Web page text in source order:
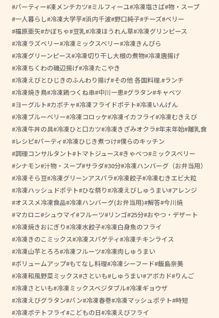
パーティー 凍メンチカツ ミルフィーユ 冷凍塩さば 物・スープ
一人暮らし 冷凍大学芋 浜内千波 野口純子 チーズ ベリー
福原亜矢 かぼちゃ 豆乳 冷凍ほうれん草 冷凍グリンピース
冷凍ラズベリー 冷凍ミックスベリー 冷凍きんぴら
冷凍グリーンピース 冷凍切り干し大根の煮物 冷凍唐揚げ
冷凍ちくわの磯辺揚げ 冷凍たこやき
冷凍えびとひじきのふんわり揚げ その他 各国料理. ランチ
冷凍焼き鳥 冷凍鶏つくね串 中川一恵 グラタン キャベツ
ヨーグルト カボチャ 冷凍フライドポテト 冷凍いんげん
冷凍ブルーベリー 冷凍コロッケ 冷凍イカフライ 冷凍むきえび
冷凍牛丼の具 冷凍ひと口カツ 冷凍きざみオクラ 年末年始 離乳食
レシピ パーティ 冷凍ひじき煮つけ 僕らのキッチン
調理コンサルタント
トマトジュース きゃべつ ミックスベリー
シナモン 汁物・スープ サラダ 30分 冷凍ハンバーグ（お弁当用）
冷凍そら豆 冷凍グリーンアスパラ 冷凍餃子 冷凍むきエビ大粒
冷凍ハッシュドポテト ひな祭り 冷凍えびしゅうまい アレンジ
オススメ冷凍食品 冷凍ハンバーグ(お弁当用) 解答 今川焼
マカロニ シュウマイ フルーツ リンゴ 25分 おやつ・デザート
冷凍焼きおにぎり 冷凍水餃子 冷凍白身魚のフライ
冷凍きのこミックス 冷凍スパゲティ 冷凍チキンライス
冷凍山芋とろろ 冷凍フルーツ 冷凍肉しゅうまい
ボリュームアップ もてなし料理 冷凍シーフード 飯島奈美
冷凍和風野菜ミックス さといも しゅうまい アボカド りんご
冷凍さといも 冷凍ミックスベジタブル 冷凍ギョウザ
冷凍えびグラタン パン 冷凍春巻 冷凍マッシュポテト 時短
冷凍ポテトフライ こどもの日 冷凍えびフライ